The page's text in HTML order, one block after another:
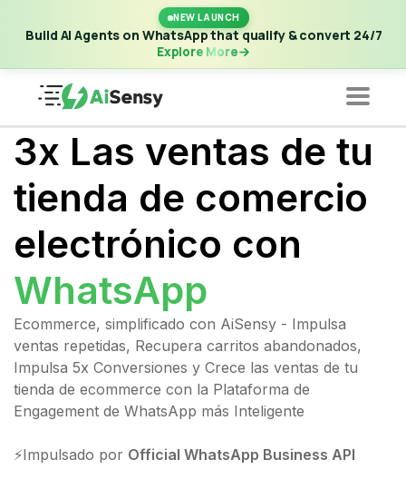
NEW LAUNCH
Build AI Agents on WhatsApp that qualify & convert 24/7
Explore More
New Launch | Build AI Agents on WhatsApp that qualify &
convert 24/7·Explore More
3x Las ventas de tu
tienda de comercio
electrónico con
WhatsApp
Ecommerce, simplificado con AiSensy - Impulsa
ventas repetidas, Recupera carritos abandonados,
Impulsa 5x Conversiones y Crece las ventas de tu
tienda de ecommerce con la Plataforma de
Engagement de WhatsApp más Inteligente
⚡Impulsado por Official WhatsApp Business API